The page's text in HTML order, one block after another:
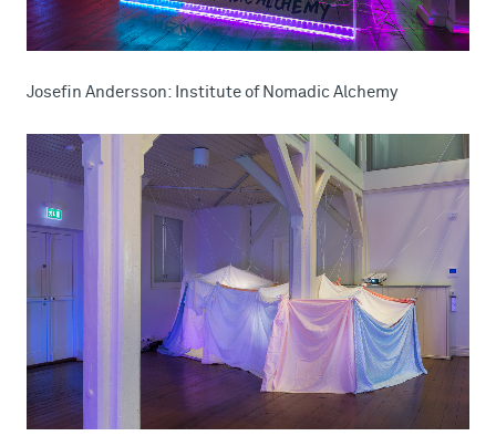
Josefin Andersson: Institute of Nomadic Alchemy